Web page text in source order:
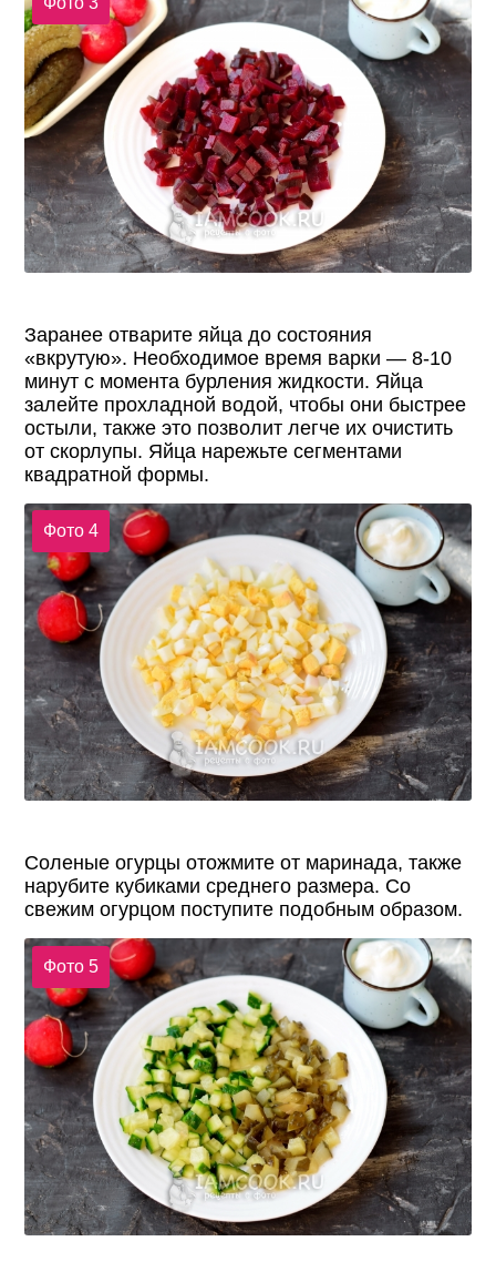
Заранее отварите яйца до состояния
«вкрутую». Необходимое время варки — 8-10
минут с момента бурления жидкости. Яйца
залейте прохладной водой, чтобы они быстрее
остыли, также это позволит легче их очистить
от скорлупы. Яйца нарежьте сегментами
квадратной формы.
Фото 4
Соленые огурцы отожмите от маринада, также
нарубите кубиками среднего размера. Со
свежим огурцом поступите подобным образом.
Фото 5